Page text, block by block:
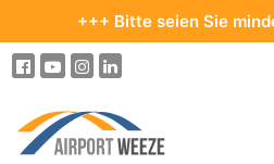
+++ Bitte seien Sie